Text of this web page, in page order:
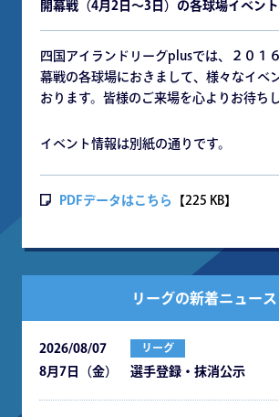
開幕戦（4月2日～3日）の各球場イベン
四国アイランドリーグplusでは、２０１
幕戦の各球場におきまして、様々なイベ
おります。皆様のご来場を心よりお待ち
イベント情報は別紙の通りです。
PDFデータはこちら 【225 KB】
リーグの新着ニュース
2026/08/07 リーグ
8月7日（金） 選手登録・抹消公示